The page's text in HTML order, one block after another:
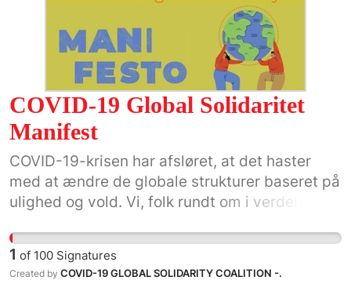
COVID-19 Global Solidaritet
Manifest
COVID-19-krisen har afsløret, at det haster
med at ændre de globale strukturer baseret på
ulighed og vold. Vi, folk rundt om i verden, vil
1 of 100 Signatures
Created by COVID-19 GLOBAL SOLIDARITY COALITION -.